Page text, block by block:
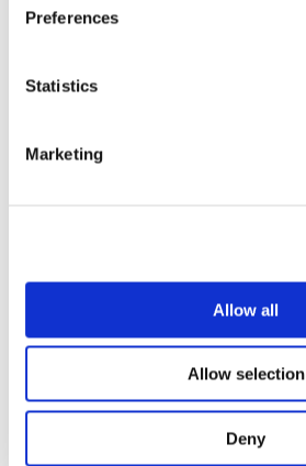
Preferences
Statistics
Marketing
Allow all
Allow selection
Deny
Todos os países